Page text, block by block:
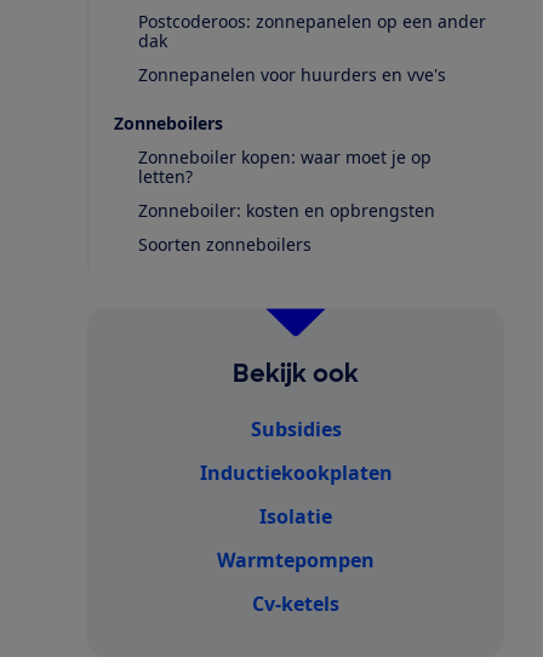
Postcoderoos: zonnepanelen op een ander
dak
Zonnepanelen voor huurders en vve's
Zonneboilers
Zonneboiler kopen: waar moet je op
letten?
Zonneboiler: kosten en opbrengsten
Soorten zonneboilers
Bekijk ook
Subsidies
Inductiekookplaten
Isolatie
Warmtepompen
Cv-ketels